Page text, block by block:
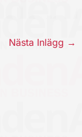
Nästa Inlägg →